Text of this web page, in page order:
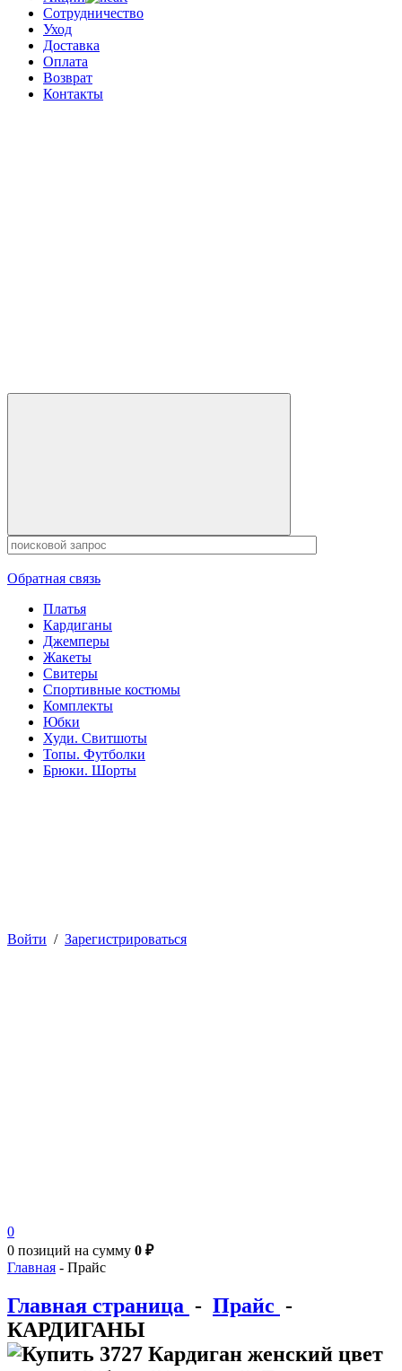
Сотрудничество
Уход
Доставка
Оплата
Возврат
Контакты
Обратная связь
Платья
Кардиганы
Джемперы
Жакеты
Свитеры
Спортивные костюмы
Комплекты
Юбки
Худи. Свитшоты
Топы. Футболки
Брюки. Шорты
Войти / Зарегистрироваться
0
0 позиций на сумму 0 ₽
Главная - Прайс
Главная страница - Прайс -
КАРДИГАНЫ